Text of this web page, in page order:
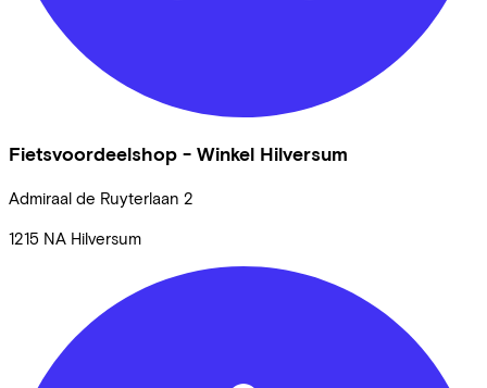
Fietsvoordeelshop - Winkel Hilversum
Admiraal de Ruyterlaan 2
1215 NA Hilversum